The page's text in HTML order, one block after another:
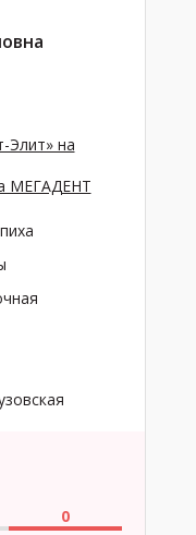
Элит» на
МЕГАДЕНТ
0